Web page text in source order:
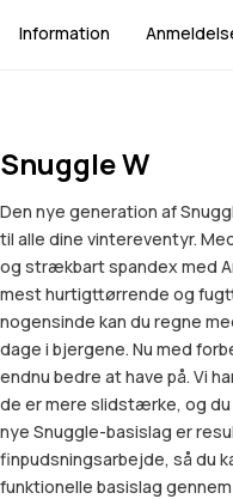
Information
Snuggle W
Den nye generation af
til alle dine vintereventyr.
og strækbart spandex med
mest hurtigttørrende og
nogensinde kan du regne
dage i bjergene. Nu med
endnu bedre at have på. Vi
de er mere slidstærke, og du
nye Snuggle-basislag er
finpudsningsarbejde, så du
funktionelle basislag